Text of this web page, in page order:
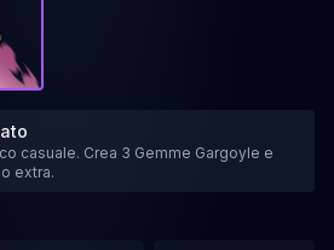
casuale. Crea 3 Gemme Gargoyle e
extra.